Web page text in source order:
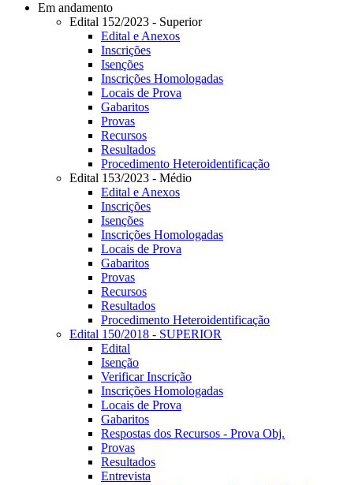
Em andamento
Edital 152/2023 - Superior
Edital e Anexos
Inscrições
Isenções
Inscrições Homologadas
Locais de Prova
Gabaritos
Provas
Recursos
Resultados
Procedimento Heteroidentificação
Edital 153/2023 - Médio
Edital e Anexos
Inscrições
Isenções
Inscrições Homologadas
Locais de Prova
Gabaritos
Provas
Recursos
Resultados
Procedimento Heteroidentificação
Edital 150/2018 - SUPERIOR
Edital
Isenção
Verificar Inscrição
Inscrições Homologadas
Locais de Prova
Gabaritos
Respostas dos Recursos - Prova Obj.
Provas
Resultados
Entrevista